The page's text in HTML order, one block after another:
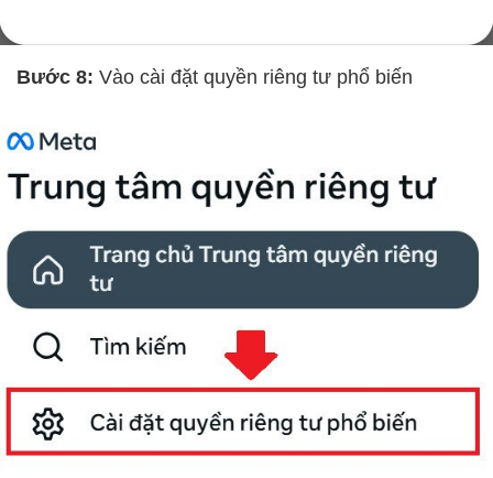
Bước 8: Vào cài đặt quyền riêng tư phổ biến